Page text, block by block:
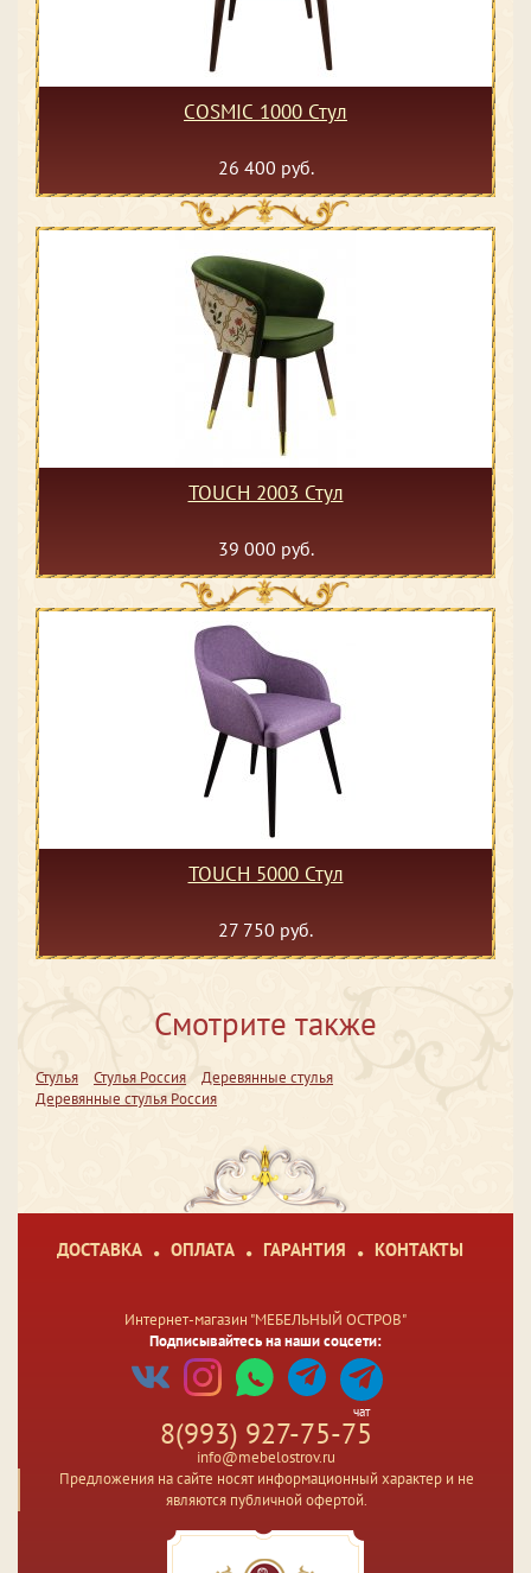
COSMIC 1000 Стул
26 400 руб.
TOUCH 2003 Стул
39 000 руб.
TOUCH 5000 Стул
27 750 руб.
Смотрите также
Стулья Стулья Россия
Деревянные стулья
Деревянные стулья Россия
ДОСТАВКА ОПЛАТА ГАРАНТИЯ КОНТАКТЫ
Интернет-магазин "МЕБЕЛЬНЫЙ ОСТРОВ"
Подписывайтесь на наши соцсети:
чат
8(993) 927-75-75
info@mebelostrov.ru
Предложения на сайте носят информационный характер и не
являются публичной офертой.